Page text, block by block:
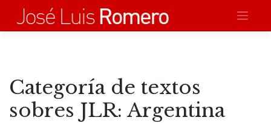
contenido
Categoría de textos
sobres JLR: Argentina